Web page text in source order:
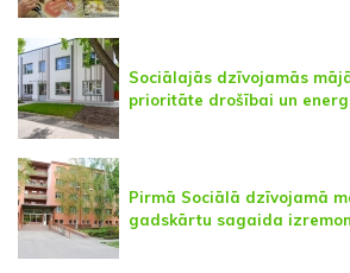
Sociālajās dzīvojamās
prioritāte drošībai un
Pirmā Sociālā dzīvojamā
gadskārtu sagaida